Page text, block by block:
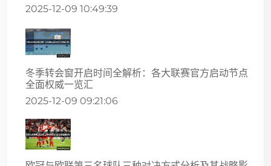
2025-12-09 10:49:39
冬季转会窗开启时间全解析：各大联赛官方启动节点
全面权威一览汇
2025-12-09 09:21:06